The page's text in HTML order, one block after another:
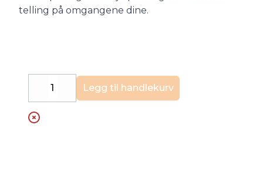
telling på omgangene dine.
DecreaseIncrease
Legg til handlekurv